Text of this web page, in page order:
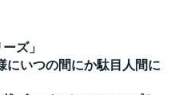
ズ」
にいつの間にか駄目人間に